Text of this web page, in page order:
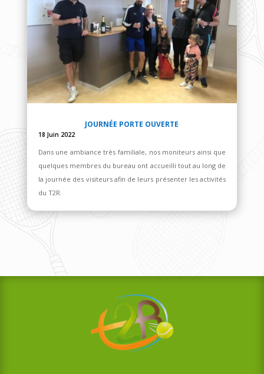
JOURNÉE PORTE OUVERTE
18 Juin 2022
Dans une ambiance très familiale, nos moniteurs ainsi que
quelques membres du bureau ont accueilli tout au long de
la journée des visiteurs afin de leurs présenter les activités
du T2R.